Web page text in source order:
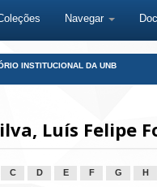
Navegar
INSTITUCIONAL DA UNB
Luís Felipe
C D E F G H